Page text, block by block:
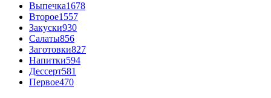
Выпечка1678
Второе1557
Закуски930
Салаты856
Заготовки827
Напитки594
Дессерт581
Первое470